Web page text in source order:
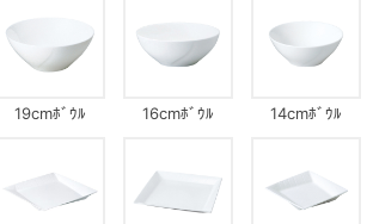
19cmﾎﾞｳﾙ 16cmﾎﾞｳﾙ 14cmﾎﾞｳﾙ